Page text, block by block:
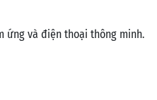
ứng và điện thoại thông minh.